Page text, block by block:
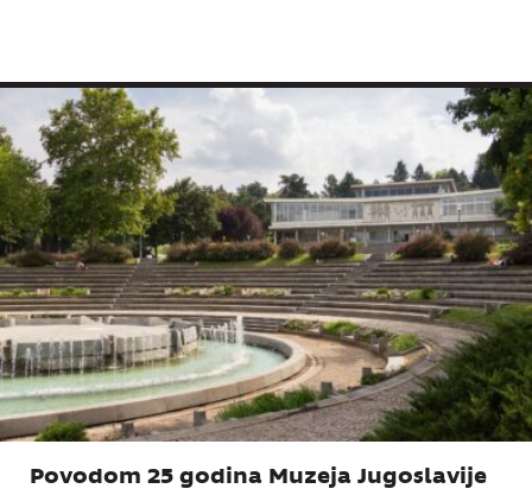
Povodom 25 godina Muzeja Jugoslavije